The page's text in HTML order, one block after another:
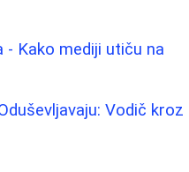
Kako mediji utiču na
Vodič kroz